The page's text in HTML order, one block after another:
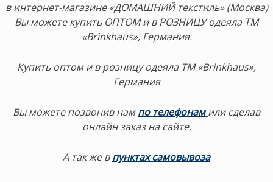
в интернет-магазине «ДОМАШНИЙ текстиль» (Москва)
Вы можете купить ОПТОМ и в РОЗНИЦУ одеяла ТМ
«Brinkhaus», Германия.
Купить оптом и в розницу одеяла ТМ «Brinkhaus»,
Германия
Вы можете позвонив нампо телефонам или сделав
онлайн заказ на сайте.
А так же в пунктах самовывоза